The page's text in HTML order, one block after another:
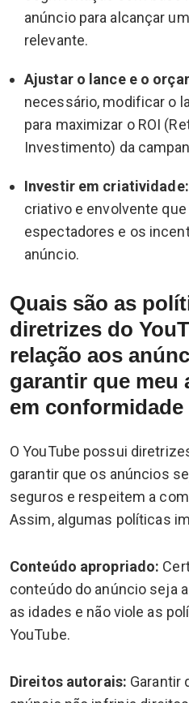
anúncio para alcançar
relevante.
Ajustar o lance e o
necessário, modificar o
para maximizar o ROI
Investimento) da
Investir em criatividade:
criativo e envolvente
espectadores e os
anúncio.
Quais são as
diretrizes do
relação aos
garantir que meu
em conformidade
O YouTube possui
garantir que os anúncios
seguros e respeitem a
Assim, algumas políticas
Conteúdo apropriado:
conteúdo do anúncio seja
as idades e não viole as
YouTube.
Direitos autorais: Garantir